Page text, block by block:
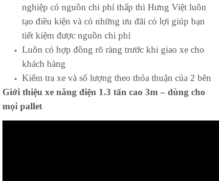
nghiệp có nguồn chi phí thấp thì Hưng Việt luôn
tạo điều kiện và có những ưu đãi có lợi giúp bạn
tiết kiệm được nguồn chi phí
Luôn có hợp đồng rõ ràng trước khi giao xe cho
khách hàng
Kiểm tra xe và số lượng theo thỏa thuận của 2 bên
Giới thiệu xe nâng điện 1.3 tấn cao 3m – dùng cho
mọi pallet